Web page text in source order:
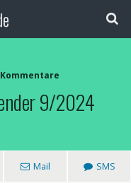
Kommentare
9/2024
Mail SMS